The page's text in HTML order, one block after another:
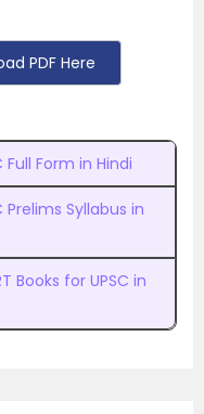
PDF Here
Full Form in Hindi
Prelims Syllabus in
Books for UPSC in